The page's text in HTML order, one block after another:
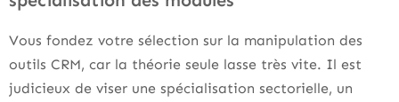
Vous fondez votre sélection sur la manipulation des
outils CRM, car la théorie seule lasse très vite. Il est
judicieux de viser une spécialisation sectorielle, un